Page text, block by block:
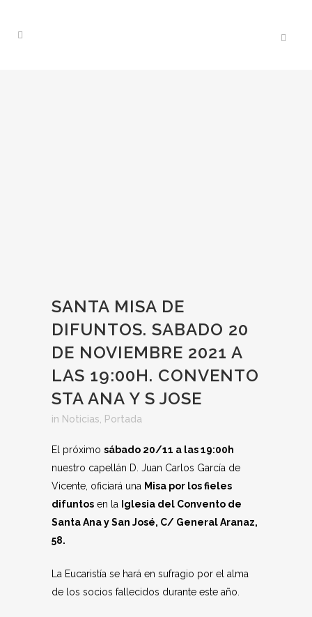
SANTA MISA DE
DIFUNTOS. SABADO 20
DE NOVIEMBRE 2021 A
LAS 19:00H. CONVENTO
STA ANA Y S JOSE
in Noticias Portada
El próximo sábado 20/11 a las 19:00h
nuestro capellán D. Juan Carlos García de
Vicente, oficiará una Misa por los fieles
difuntos en la
Iglesia del Convento de
Santa Ana y San José, C/ General Aranaz,
58.
La Eucaristía se hará en sufragio por el alma
de los socios fallecidos durante este año.